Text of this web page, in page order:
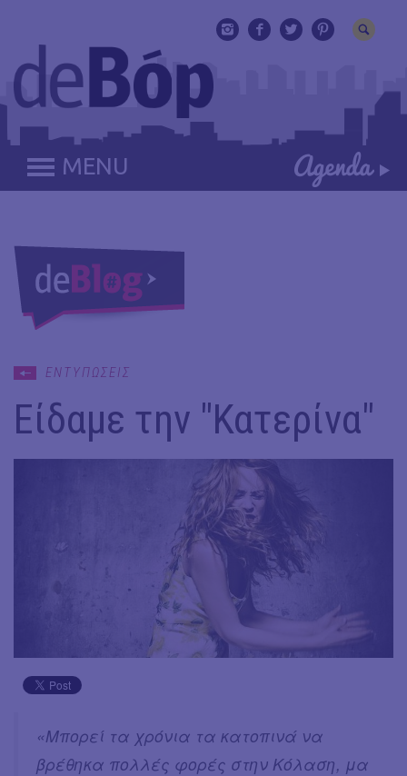
MENU
ΕΝΤΥΠΩΣΕΙΣ
Είδαμε την "Κατερίνα"
«Μπορεί τα χρόνια τα κατοπινά να
βρέθηκα πολλές φορές στην Κόλαση, μα